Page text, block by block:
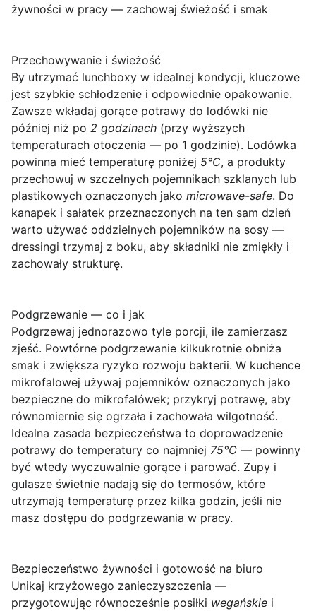
żywności w pracy — zachowaj świeżość i smak
Przechowywanie i świeżość
By utrzymać lunchboxy w idealnej kondycji, kluczowe
jest szybkie schłodzenie i odpowiednie opakowanie.
Zawsze wkładaj gorące potrawy do lodówki nie
później niż po 2 godzinach (przy wyższych
temperaturach otoczenia — po 1 godzinie). Lodówka
powinna mieć temperaturę poniżej 5°C, a produkty
przechowuj w szczelnych pojemnikach szklanych lub
plastikowych oznaczonych jako microwave-safe. Do
kanapek i sałatek przeznaczonych na ten sam dzień
warto używać oddzielnych pojemników na sosy —
dressingi trzymaj z boku, aby składniki nie zmiękły i
zachowały strukturę.
Podgrzewanie — co i jak
Podgrzewaj jednorazowo tyle porcji, ile zamierzasz
zjeść. Powtórne podgrzewanie kilkukrotnie obniża
smak i zwiększa ryzyko rozwoju bakterii. W kuchence
mikrofalowej używaj pojemników oznaczonych jako
bezpieczne do mikrofalówek; przykryj potrawę, aby
równomiernie się ogrzała i zachowała wilgotność.
Idealna zasada bezpieczeństwa to doprowadzenie
potrawy do temperatury co najmniej 75°C — powinny
być wtedy wyczuwalnie gorące i parować. Zupy i
gulasze świetnie nadają się do termosów, które
utrzymają temperaturę przez kilka godzin, jeśli nie
masz dostępu do podgrzewania w pracy.
Bezpieczeństwo żywności i gotowość na biuro
Unikaj krzyżowego zanieczyszczenia —
przygotowując równocześnie posiłki wegańskie i